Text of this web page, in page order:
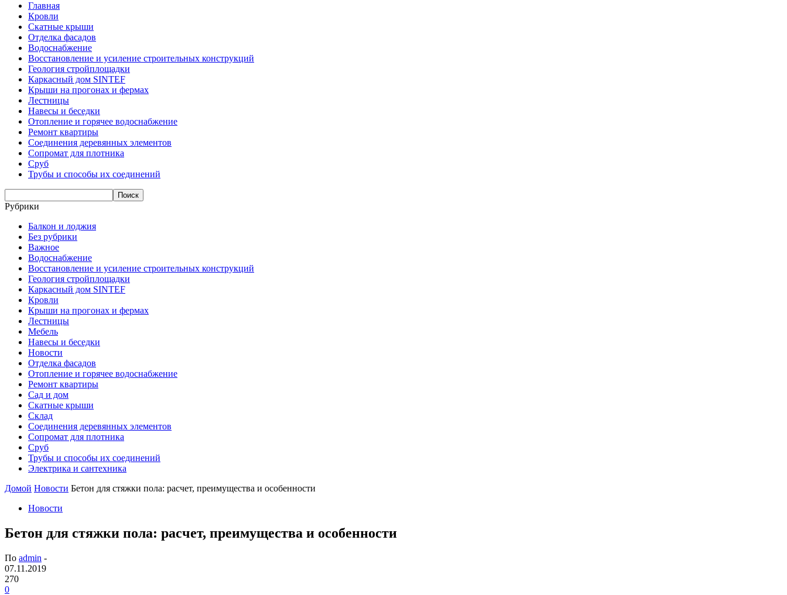
Главная
Кровли
Скатные крыши
Отделка фасадов
Водоснабжение
Восстановление и усиление строительных конструкций
Геология стройплощадки
Каркасный дом SINTEF
Крыши на прогонах и фермах
Лестницы
Навесы и беседки
Отопление и горячее водоснабжение
Ремонт квартиры
Соединения деревянных элементов
Сопромат для плотника
Сруб
Трубы и способы их соединений
Рубрики
Балкон и лоджия
Без рубрики
Важное
Водоснабжение
Восстановление и усиление строительных конструкций
Геология стройплощадки
Каркасный дом SINTEF
Кровли
Крыши на прогонах и фермах
Лестницы
Мебель
Навесы и беседки
Новости
Отделка фасадов
Отопление и горячее водоснабжение
Ремонт квартиры
Сад и дом
Скатные крыши
Склад
Соединения деревянных элементов
Сопромат для плотника
Сруб
Трубы и способы их соединений
Электрика и сантехника
Домой Новости Бетон для стяжки пола: расчет, преимущества и особенности
Новости
Бетон для стяжки пола: расчет, преимущества и особенности
По admin -
07.11.2019
270
0